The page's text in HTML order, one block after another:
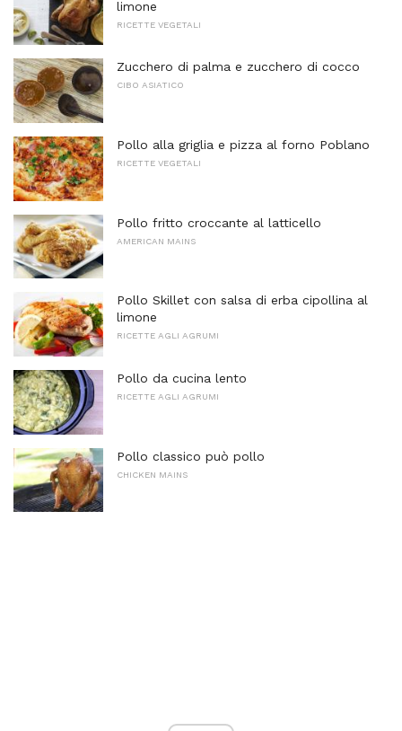
limone
RICETTE VEGETALI
Zucchero di palma e zucchero di cocco
CIBO ASIATICO
Pollo alla griglia e pizza al forno Poblano
RICETTE VEGETALI
Pollo fritto croccante al latticello
AMERICAN MAINS
Pollo Skillet con salsa di erba cipollina al
limone
RICETTE AGLI AGRUMI
Pollo da cucina lento
RICETTE AGLI AGRUMI
Pollo classico può pollo
CHICKEN MAINS